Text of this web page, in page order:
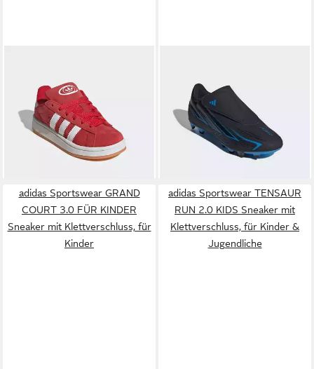
CAMPUS 00S Sneaker für
Kinder
ab 50,99 € UVP70,00 €
-27%
F50 HYPERFAST CLUB KIDS,
KLETTVERSCHLUSS, FESTE
/ GEMISCHTE BÖDEN
Fußballschuh für viele
verschiedene Böden geeignet,
ab 49,99 €
adidas Sportswear GRAND
COURT 3.0 FÜR KINDER
Sneaker mit Klettverschluss, für
Kinder
adidas Sportswear TENSAUR
RUN 2.0 KIDS Sneaker mit
Klettverschluss, für Kinder &
Jugendliche